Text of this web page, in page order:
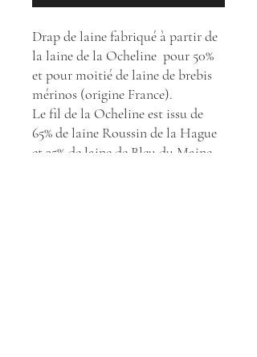
Drap de laine fabriqué à partir de
la laine de la Ocheline pour 50%
et pour moitié de laine de brebis
mérinos (origine France).
Le fil de la Ocheline est issu de
65% de laine Roussin de la Hague
et 35% de laine de Bleu du Maine